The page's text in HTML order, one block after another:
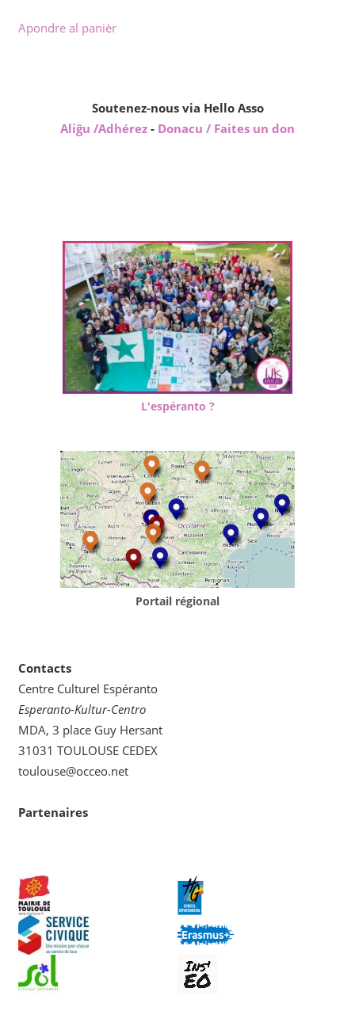
Apondre al panièr
Soutenez-nous via Hello Asso
Aliĝu /Adhérez - Donacu / Faites un don
L'espéranto ?
Portail régional
Contacts
Centre Culturel Espéranto
Esperanto-Kultur-Centro
MDA, 3 place Guy Hersant
31031 TOULOUSE CEDEX
toulouse@occeo.net
Partenaires